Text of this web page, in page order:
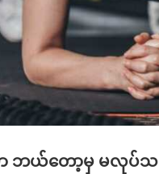
ာ ဘယ်တော့မှ မလုပ်